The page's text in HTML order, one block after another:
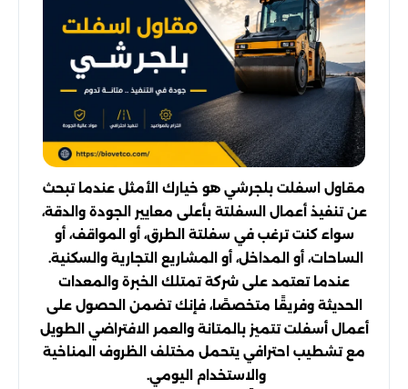
مقاول اسفلت بلجرشي هو خيارك الأمثل عندما تبحث
عن تنفيذ أعمال السفلتة بأعلى معايير الجودة والدقة،
سواء كنت ترغب في سفلتة الطرق، أو المواقف، أو
الساحات، أو المداخل، أو المشاريع التجارية والسكنية.
عندما تعتمد على شركة تمتلك الخبرة والمعدات
الحديثة وفريقًا متخصصًا، فإنك تضمن الحصول على
أعمال أسفلت تتميز بالمتانة والعمر الافتراضي الطويل
مع تشطيب احترافي يتحمل مختلف الظروف المناخية
والاستخدام اليومي.